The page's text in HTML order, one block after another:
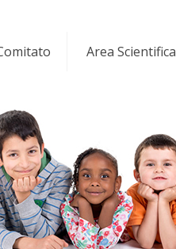
Area Scientifica